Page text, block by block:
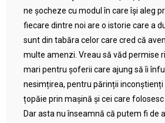
ne șocheze cu modul în care își aleg
fiecare dintre noi are o istorie care a
sunt din tabăra celor care cred că
multe amenzi. Vreau să văd permise
mari pentru șoferii care ajung să îi
nesimțirea, pentru părinții inconștienți
țopăie prin mașină și cei care
Dar asta nu înseamnă că putem fi de